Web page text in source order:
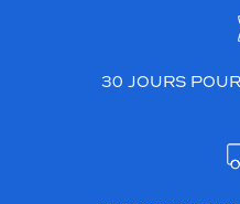
30 JOURS